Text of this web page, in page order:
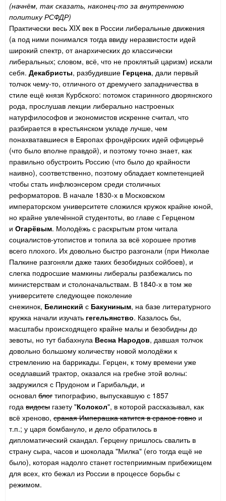
(начнём, так сказать, наконец-то за внутреннюю
политику РСФДР)
Практически весь XIX век в России либеральные движения
(а под ними понимался тогда ввиду неразвистости идей
широкий спектр, от анархических до классически
либеральных; словом, всё, что не проклятый царизм) искали
себя. Декабристы, разбудившие Герцена, дали первый
толчок чему-то, отличного от дремучего западничества в
стиле ещё князя Курбского: потомок старинного дворянского
рода, прослушав лекции либерально настроеных
натурфилософов и экономистов искренне считал, что
разбирается в крестьянском укладе лучше, чем
понахватавшиеся в Европах фрондёрских идей офицерьё
(что было вполне правдой), и поэтому точно знает, как
правильно обустроить Россию (что было до крайности
наивно), соответственно, поэтому обладает компетенцией
чтобы стать инфлюэнсером среди столичных
реформаторов. В начале 1830-х в Московском
императорском университете сложился кружок крайне юной,
но крайне увлечённой студентоты, во главе с Герценом
и Огарёвым. Молодёжь с раскрытым ртом читала
социалистов-утопистов и топила за всё хорошее против
всего плохого. Их довольно быстро разгонали (при Николае
Палкине разгоняли даже таких безобидных сойбоев), и
слегка подросшие мамкины либералы разбежались по
министерствам и столоначальствам. В 1840-х в том же
университете следующее поколение
снежинок, Белинский с Бакуниным, на базе литературного
кружка начали изучать гегельянство. Казалось бы,
масштабы происходящего крайне малы и безобидны до
зевоты, но тут бабахнула Весна Народов, давшая толчок
довольно большому количеству новой молодёжи к
стремлению на баррикады. Герцен, к тому времени уже
оседлавший трактор, оказался на гребне этой волны:
задружился с Прудоном и Гарибальди, и
основал блог типографию, выпускавшую с 1857
года видосы газету "Колокол", в которой рассказывал, как
всё хреново, сраная Имперашка катится в сраное говно и
т.п.; у царя бомбануло, и дело обратилось в
дипломатический скандал. Герцену пришлось свалить в
страну сыра, часов и шоколада "Милка" (его тогда ещё не
было), которая надолго станет гостеприимным прибежищем
для всех, кто бежал из России в процессе борьбы с
режимом.